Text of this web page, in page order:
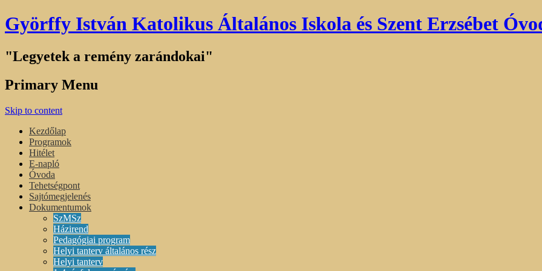
Györffy István Katolikus Általános Iskola és Szent Erzsébet
"Legyetek a remény zarándokai"
Primary Menu
Skip to content
Kezdőlap
Programok
Hitélet
E-napló
Óvoda
Tehetségpont
Sajtómegjelenés
Dokumentumok
SzMSz
Házirend
Pedagógiai program
Helyi tanterv általános rész
Helyi tanterv